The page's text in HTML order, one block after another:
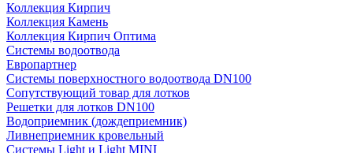
Кол​лекция Кирпич
Кол​лекция Камень
Коллекция Кирпич Оптима
Системы водоотвода
Европартнер
Системы поверхностного водоотвода DN100
Сопутствующий товар для лотков
Решетки для лотков DN100
Водоприемник (дождеприемник)
Ливнеприемник кровельный
Системы Light и Light MINI